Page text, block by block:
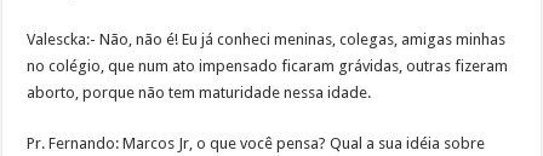
Valescka:- Não, não é! Eu já conheci meninas, colegas, amigas minhas
no colégio, que num ato impensado ficaram grávidas, outras fizeram
aborto, porque não tem maturidade nessa idade.
Pr. Fernando: Marcos Jr, o que você pensa? Qual a sua idéia sobre